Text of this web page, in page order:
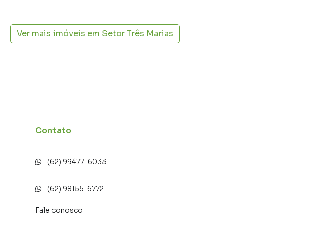
Ver mais imóveis em Setor Três Marias
Contato
(62) 99477-6033
(62) 98155-6772
Fale conosco